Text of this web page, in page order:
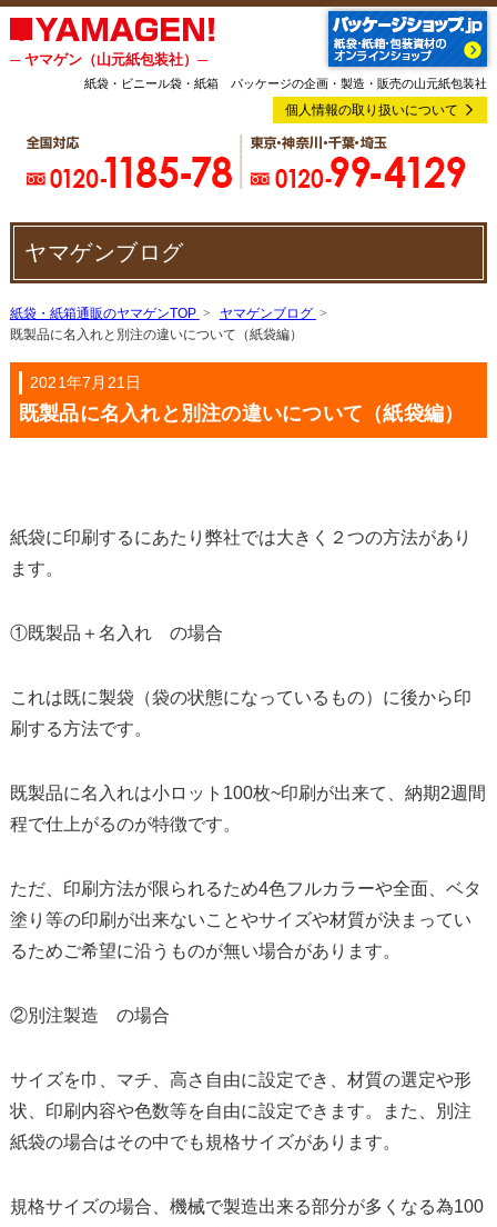
─ ヤマゲン（山元紙包装社）─
紙袋・ビニール袋・紙箱 パッケージの企画・製造・販売の山元紙包装社
個人情報の取り扱いについて
ヤマゲンブログ
紙袋・紙箱通販のヤマゲンTOP
ヤマゲンブログ
既製品に名入れと別注の違いについて（紙袋編）
2021年7月21日
既製品に名入れと別注の違いについて（紙袋編）
紙袋に印刷するにあたり弊社では大きく２つの方法があり
ます。
①既製品＋名入れ の場合
これは既に製袋（袋の状態になっているもの）に後から印
刷する方法です。
既製品に名入れは小ロット100枚~印刷が出来て、納期2週間
程で仕上がるのが特徴です。
ただ、印刷方法が限られるため4色フルカラーや全面、ベタ
塗り等の印刷が出来ないことやサイズや材質が決まってい
るためご希望に沿うものが無い場合があります。
②別注製造 の場合
サイズを巾、マチ、高さ自由に設定でき、材質の選定や形
状、印刷内容や色数等を自由に設定できます。また、別注
紙袋の場合はその中でも規格サイズがあります。
規格サイズの場合、機械で製造出来る部分が多くなる為100